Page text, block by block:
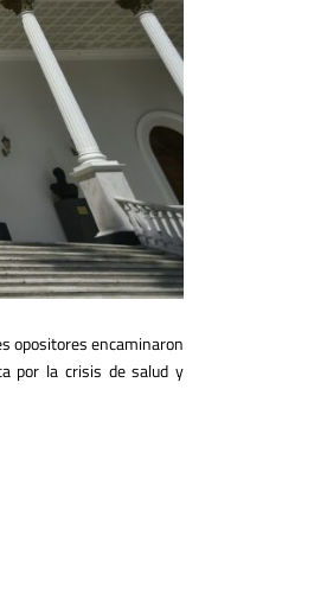
opositores encaminaron
por la crisis de salud y